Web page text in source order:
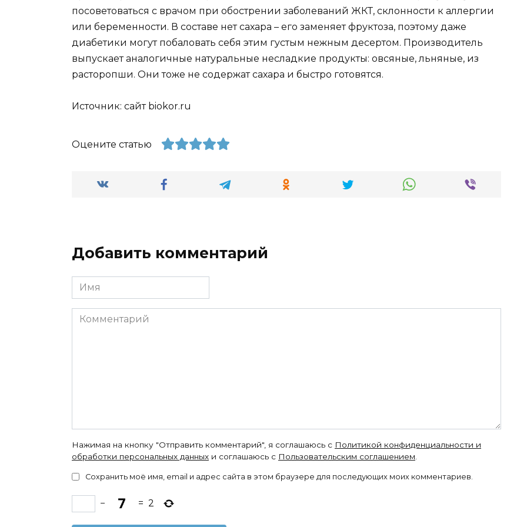
посоветоваться с врачом при обострении заболеваний ЖКТ, склонности к аллергии
или беременности. В составе нет сахара – его заменяет фруктоза, поэтому даже
диабетики могут побаловать себя этим густым нежным десертом. Производитель
выпускает аналогичные натуральные несладкие продукты: овсяные, льняные, из
расторопши. Они тоже не содержат сахара и быстро готовятся.
Источник: сайт biokor.ru
Оцените статью
Добавить комментарий
Имя
Комментарий
Нажимая на кнопку "Отправить комментарий", я соглашаюсь с Политикой конфиденциальности и
обработки персональных данных и соглашаюсь с Пользовательским соглашением.
Сохранить моё имя, email и адрес сайта в этом браузере для последующих моих комментариев.
− = 2